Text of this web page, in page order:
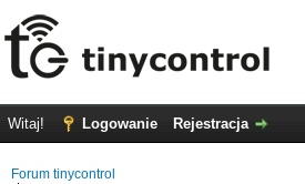
Witaj! Logowanie Rejestracja
Forum tinycontrol